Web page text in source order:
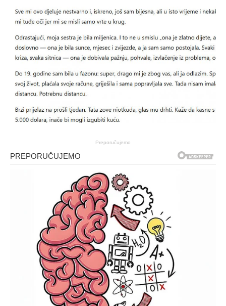
Preporučujemo